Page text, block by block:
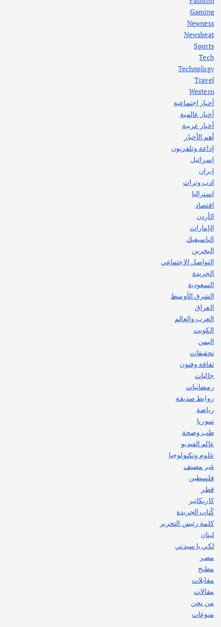
أهم الأخبار
اختتام ورشة السينوغرافيا في مدينة كلباء الاماراتية
أغسطس 3, 2026
Gaming
Newness
Newsbeat
Sports
Tech
Technology
Travel
Western
أخبار اجتماعية
أخبار عالمية
أخبار عربية
أهم الأخبار
إذاعة وتلفزيون
إسرائيل
إيران
ادب وتراث
استراليا
اقتصاد
الأردن
الإمارات
الباسيفيك
البحرين
التواصل الاجتماعي
الجريدة
السعودية
الشرق الأوسط
العراق
العرب والعالم
الكويت
اليمن
تحقيقات
ثقافة وفنون
جاليات
رمضانيات
روابط صديقة
رياضة
سوريا
طب وصحة
عالم الفيديو
علوم وتكنولوجيا
غير مصنف
فلسطين
قطر
كاريكاتير
كُتاب الجريدة
كلمة رئيس التحرير
لبنان
لكي يا سيدتي
مصر
مطبخ
مقابلات
مقالات
من نحن
منوعات